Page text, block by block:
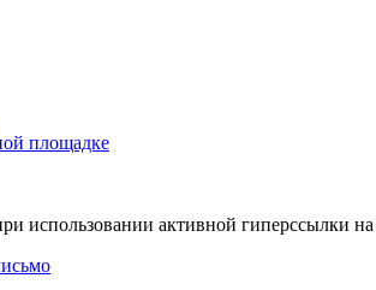
площадке
использовании активной гиперссылки